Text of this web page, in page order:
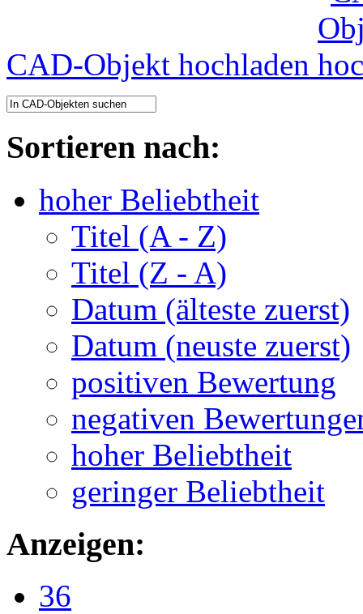
CAD-Objekt hochladen
Sortieren nach:
hoher Beliebtheit
Titel (A - Z)
Titel (Z - A)
Datum (älteste zuerst)
Datum (neuste zuerst)
positiven Bewertung
negativen
hoher Beliebtheit
geringer Beliebtheit
Anzeigen:
36